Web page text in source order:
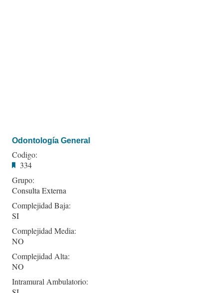
Odontología General
Codigo:
334
Grupo:
Consulta Externa
Complejidad Baja:
SI
Complejidad Media:
NO
Complejidad Alta:
NO
Intramural Ambulatorio: